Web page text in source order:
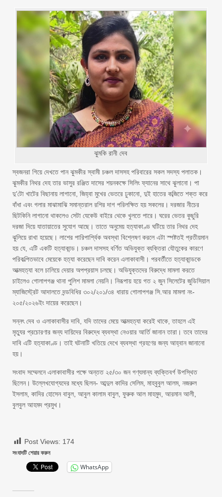
ঝুমকি রানী দেব
স্বজনরা গিয়ে দেখতে পান ঝুমকীর স্বামী চঞ্চল দাসসহ পরিবারের সকল সদস্য পলাতক।
ঝুমকীর নিথর দেহ তার ভাসুর রঞ্জিত দাসের শয়নকক্ষে সিলিং ফ্যানের সাথে ঝুলানো। পা
দু’টো খাটের বিছানায় লাগানো, জিহ্বা মুখের ভেতরে ঢুকানো, দুই হাতের কব্জিতে শক্ত করে
বাঁধা এবং গলার মাঝামাঝি সমান্তরাল রশির দাগ পরিলক্ষিত হয় সকলের। দরজার নীচের
ছিটকিনি লাগানো থাকলেও সেটা যেকেউ বাইরে থেকে খুলতে পারে। ঘরের ভেতর কুছুরি
দরজা দিয়ে যাতায়াতের সুযোগ আছে। তাতে অনুমেয় হত্যাকাণ্ড ঘটিয়ে তার নিথর দেহ
ঝুলিয়ে রাখা হয়েছে। লাশের পারিপার্শ্বিক অবস্থা বিশ্লেষণ করলে এটা স্পষ্টতই প্রতীয়মান
হয় যে, এটি একটি হত্যাকান্ড। চঞ্চল দাসসহ বর্ণিত অভিযুক্ত ব্যক্তিরা যৌতুকের কারণে
পরিকল্পিতভাবে মেয়েকে হত্যা করেছেন দাবি করেন এলাকাবাসী। পরবর্তীতে হত্যাকান্ডকে
আত্মহত্যা বলে চালিয়ে দেয়ার অপপ্রয়াস চলছে। অভিযুক্তদের বিরুদ্ধে মামলা করতে
চাইলেও গোলাপগঞ্জ থানা পুলিশ মামলা নেয়নি। নিরূপায় হয়ে গত ২ জুন সিলেটের জুডিসিয়াল
ম্যাজিস্ট্রেট আদালতে দন্ডবিধির ৩০২/২০১/৩৪ ধারায় গোলাপগঞ্জ সি.আর মামলা নং-
২০৫/২০২৬ইং দায়ের করেছেন।
সন্নৎ দেব ও এলাকাবাসীর দাবি, যদি তাদের মেয়ে আত্মহত্যা করেই থাকে, তাহলে এই
মৃত্যুর প্রচোরণার জন্য দায়িদের বিরুদ্ধে ব্যবস্থা নেওয়ার আর্তি জানান তারা। তবে তাদের
দাবি এটি হত্যাকাণ্ড। তাই ঘটনাটি খতিয়ে দেখে ব্যবস্থা গ্রহণের জন্য আহ্বান জানানো
হয়।
সংবাদ সম্মেলনে এলাকাবাসীর পক্ষে অন্তত ২৫/৩০ জন গণ্যমান্য ব্যক্তিবর্গ উপস্থিত
ছিলেন। উল্লেখযোগ্যদের মধ্যে ছিলন- আব্দুল কাদির সেলিম, মাহবুবুল আলম, নজরুল
ইসলাম, কাদির হোসেন বাবুল, আবুল কালাম বাবুল, ফুরুক আল মাহমুদ, আরমান আলী,
বুলবুল আহমদ প্রমুখ।
Post Views: 174
সংবাদটি শেয়ার করুন
WhatsApp